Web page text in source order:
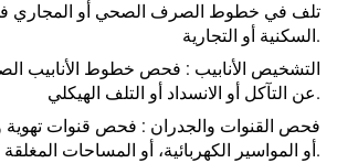
تلف في خطوط الصرف الصحي أو المجاري
السكنية أو التجارية.
التشخيص الأنابيب : فحص خطوط الأنابيب
عن التآكل أو الانسداد أو التلف الهيكلي.
فحص القنوات والجدران : فحص قنوات تهوية
(HVAC)، أو المواسير الكهربائية، أو المساحات المغلقة.